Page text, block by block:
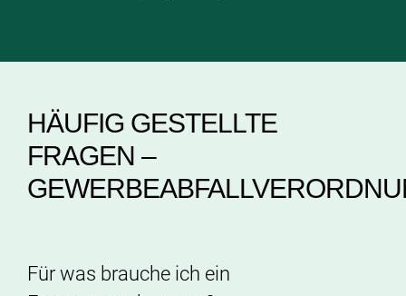
HÄUFIG GESTELLTE
FRAGEN –
Für was brauche ich ein